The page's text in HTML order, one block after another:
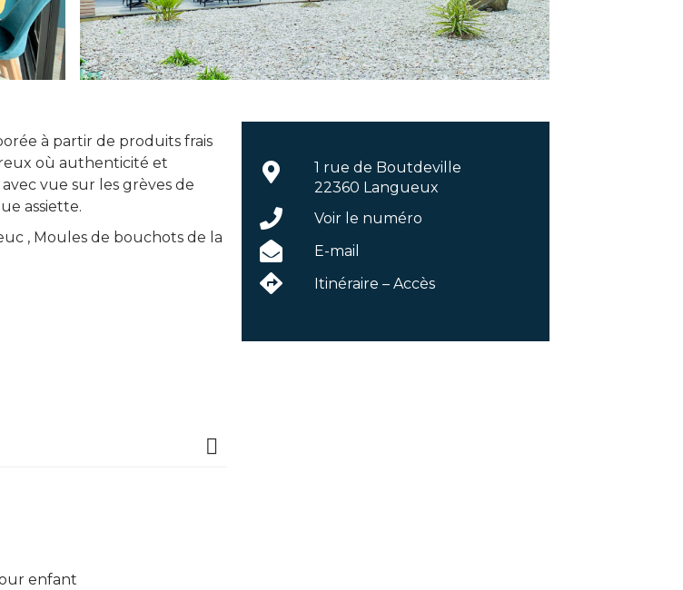
à partir de produits frais
où authenticité et
vue sur les grèves de
assiette.
, Moules de bouchots de la
enfant
1 rue de Boutdeville
22360 Langueux
Voir le numéro
E-mail
Itinéraire – Accès